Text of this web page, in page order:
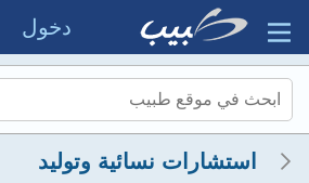
دخول
استشارات نسائية وتوليد